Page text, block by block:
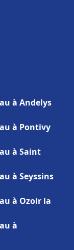
à Andelys
à Pontivy
à Saint
à Seyssins
à Ozoir la
à